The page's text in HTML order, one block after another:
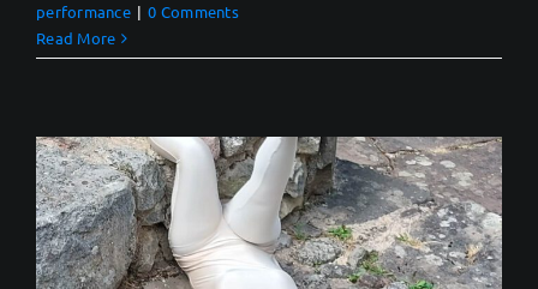
performance | 0 Comments
Read More